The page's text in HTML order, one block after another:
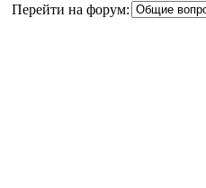
Перейти на форум: